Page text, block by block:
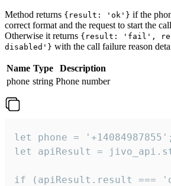
Method returns {result: 'ok'} if the
correct format and the request to start the
Otherwise it returns {result: 'fail',
disabled'} with the call failure reason
Name Type
Description
phone string Phone number
let phone = '+14084987855';
let apiResult =
if (apiResult.result ===